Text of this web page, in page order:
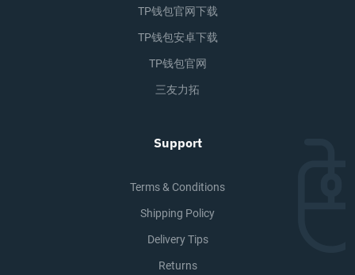
TP钱包官网下载
TP钱包安卓下载
TP钱包官网
三友力拓
Support
Terms & Conditions
Shipping Policy
Delivery Tips
Returns